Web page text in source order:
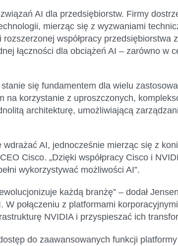
AI dla przedsiębiorstw. Firmy
mierząc się z wyzwaniami
współpracy przedsiębiorstwa
łączności dla obciążeń AI – zarówno w
się fundamentem dla wielu
korzystanie z uproszczonych,
architekturę, umożliwiającą
AI, jednocześnie mierząc się z
Cisco. „Dzięki współpracy Cisco i
wykorzystywać możliwości AI”.
każdą branżę” –dodał
połączeniu z platformami
NVIDIA i przyspieszać ich
do zaawansowanych funkcji